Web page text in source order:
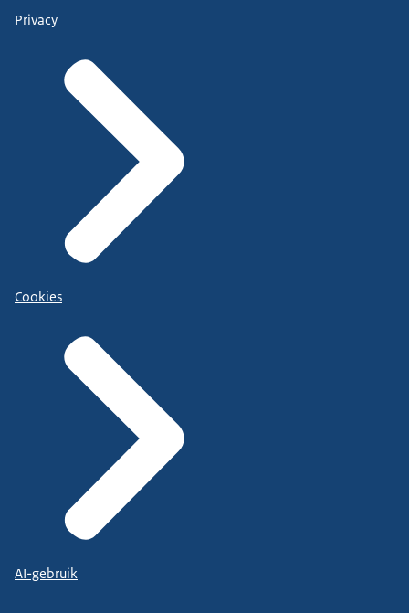
Privacy
Cookies
AI-gebruik